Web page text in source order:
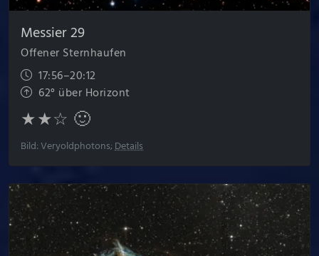
Messier 29
Offener Sternhaufen
17:56–20:12
62° über Horizont
★★☆ 🙂
Bild: Veryoldphotons;Details